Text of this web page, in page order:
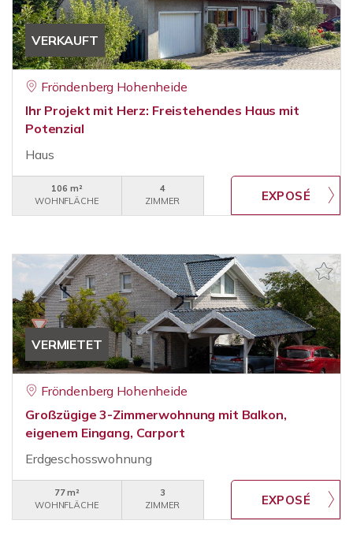
VERKAUFT
Fröndenberg Hohenheide
Ihr Projekt mit Herz: Freistehendes Haus mit
Potenzial
Haus
106 m²
WOHNFLÄCHE
4
ZIMMER
VERMIETET
Fröndenberg Hohenheide
Großzügige 3-Zimmerwohnung mit Balkon,
eigenem Eingang, Carport
Erdgeschosswohnung
77 m²
WOHNFLÄCHE
3
ZIMMER